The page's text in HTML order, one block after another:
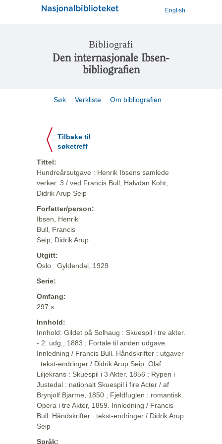
English
Bibliografi
Den internasjonale Ibsen-
bibliografien
Søk Verkliste Om bibliografien
Tilbake til
søketreff
Tittel:
Hundreårsutgave : Henrik Ibsens samlede
verker. 3 / ved Francis Bull, Halvdan Koht,
Didrik Arup Seip
Forfatter/person:
Ibsen, Henrik
Bull, Francis
Seip, Didrik Arup
Utgitt:
Oslo : Gyldendal, 1929
Serie:
Omfang:
297 s.
Innhold:
Innhold: Gildet på Solhaug : Skuespil i tre akter.
- 2. udg., 1883 ; Fortale til anden udgave.
Innledning / Francis Bull. Håndskrifter : utgaver
: tekst-endringer / Didrik Arup Seip. Olaf
Liljekrans : Skuespil i 3 Akter, 1856 ; Rypen i
Justedal : nationalt Skuespil i fire Acter / af
Brynjolf Bjarme, 1850 ; Fjeldfuglen : romantisk
Opera i tre Akter, 1859. Innledning / Francis
Bull. Håndskrifter : tekst-endringer / Didrik Arup
Seip
Språk: